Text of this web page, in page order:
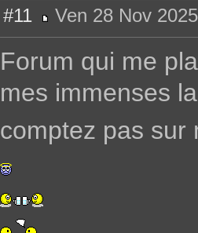
#11
e
Ven 28 Nov
Forum qui me
mes immenses
comptez pas